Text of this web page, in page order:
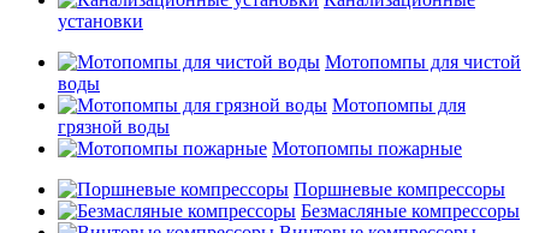
установки
Мотопомпы для чистой
воды
Мотопомпы для
грязной воды
Мотопомпы пожарные
Поршневые компрессоры
Безмасляные компрессоры